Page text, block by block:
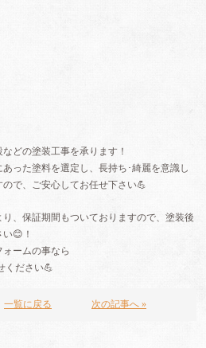
どの塗装工事を承ります！
った塗料を選定し、長持ち･綺麗を意識し
で、ご安心してお任せ下さい💪
、保証期間もついておりますので、塗装後
😊！
ームの事なら
ください💪
一覧に戻る 次の記事へ »